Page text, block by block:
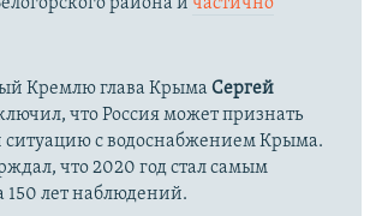
района и частично
Кремлю глава Крыма Сергей
что Россия может признать
с водоснабжением Крыма.
что 2020 год стал самым
150 лет наблюдений.​